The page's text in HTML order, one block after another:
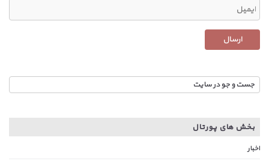
بخش های پورتال
اخبار